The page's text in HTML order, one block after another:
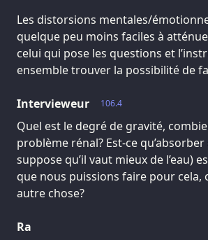
Les distorsions mentales/
quelque peu moins faciles à
celui qui pose les questions et
ensemble trouver la possibilité de
106.4
Intervieweur
Quel est le degré de gravité,
problème rénal? Est-ce
suppose qu’il vaut mieux de l’eau)
que nous puissions faire pour cela,
autre chose?
Ra